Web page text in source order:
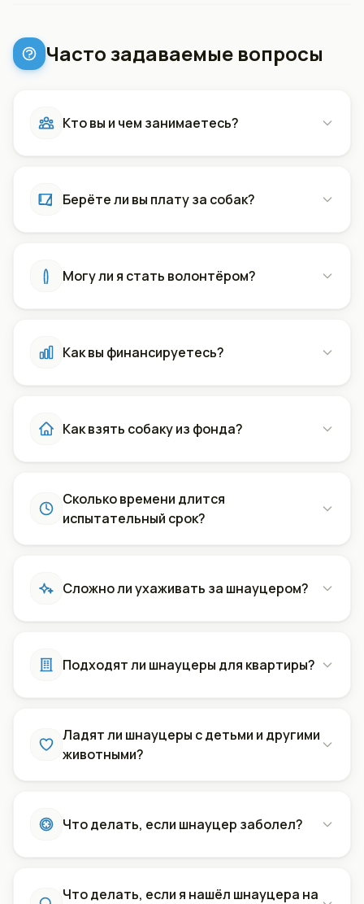
Часто задаваемые вопросы
Кто вы и чем занимаетесь?
Берёте ли вы плату за собак?
Могу ли я стать волонтёром?
Как вы финансируетесь?
Как взять собаку из фонда?
Сколько времени длится
испытательный срок?
Сложно ли ухаживать за шнауцером?
Подходят ли шнауцеры для квартиры?
Ладят ли шнауцеры с детьми и другими
животными?
Что делать, если шнауцер заболел?
Что делать, если я нашёл шнауцера на